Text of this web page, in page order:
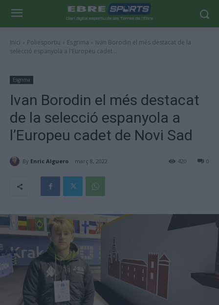
Inici Poliesportiu Esgrima
Ivan Borodin el més destacat de la
selecció espanyola a l'Europeu cadet...
Esgrima
Ivan Borodin el més destacat
de la selecció espanyola a
l’Europeu cadet de Novi Sad
By Enric Alguero març 8, 2022 0
420